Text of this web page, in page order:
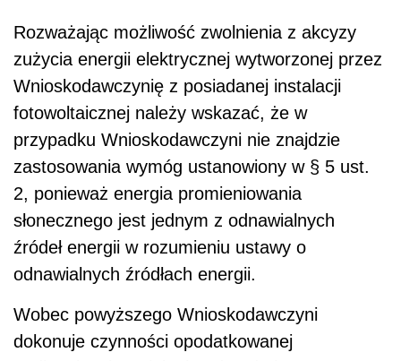
Rozważając możliwość zwolnienia z akcyzy
zużycia energii elektrycznej wytworzonej przez
Wnioskodawczynię z posiadanej instalacji
fotowoltaicznej należy wskazać, że w
przypadku Wnioskodawczyni nie znajdzie
zastosowania wymóg ustanowiony w § 5 ust.
2, ponieważ energia promieniowania
słonecznego jest jednym z odnawialnych
źródeł energii w rozumieniu ustawy o
odnawialnych źródłach energii.
Wobec powyższego Wnioskodawczyni
dokonuje czynności opodatkowanej